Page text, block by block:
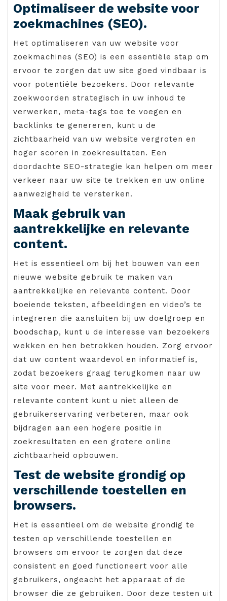
Optimaliseer de website voor
zoekmachines (SEO).
Het optimaliseren van uw website voor
zoekmachines (SEO) is een essentiële stap om
ervoor te zorgen dat uw site goed vindbaar is
voor potentiële bezoekers. Door relevante
zoekwoorden strategisch in uw inhoud te
verwerken, meta-tags toe te voegen en
backlinks te genereren, kunt u de
zichtbaarheid van uw website vergroten en
hoger scoren in zoekresultaten. Een
doordachte SEO-strategie kan helpen om meer
verkeer naar uw site te trekken en uw online
aanwezigheid te versterken.
Maak gebruik van
aantrekkelijke en relevante
content.
Het is essentieel om bij het bouwen van een
nieuwe website gebruik te maken van
aantrekkelijke en relevante content. Door
boeiende teksten, afbeeldingen en video’s te
integreren die aansluiten bij uw doelgroep en
boodschap, kunt u de interesse van bezoekers
wekken en hen betrokken houden. Zorg ervoor
dat uw content waardevol en informatief is,
zodat bezoekers graag terugkomen naar uw
site voor meer. Met aantrekkelijke en
relevante content kunt u niet alleen de
gebruikerservaring verbeteren, maar ook
bijdragen aan een hogere positie in
zoekresultaten en een grotere online
zichtbaarheid opbouwen.
Test de website grondig op
verschillende toestellen en
browsers.
Het is essentieel om de website grondig te
testen op verschillende toestellen en
browsers om ervoor te zorgen dat deze
consistent en goed functioneert voor alle
gebruikers, ongeacht het apparaat of de
browser die ze gebruiken. Door deze testen uit